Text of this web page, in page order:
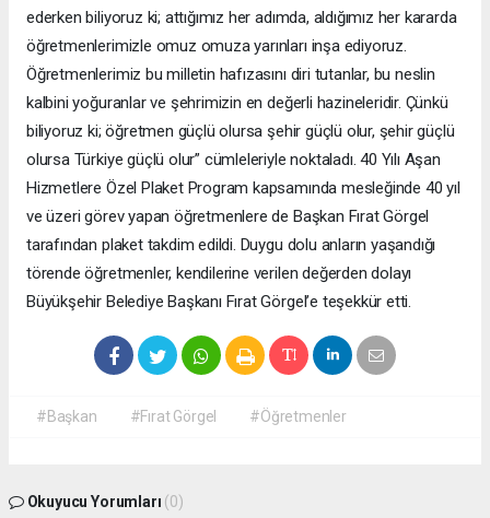
ederken biliyoruz ki; attığımız her adımda, aldığımız her kararda
öğretmenlerimizle omuz omuza yarınları inşa ediyoruz.
Öğretmenlerimiz bu milletin hafızasını diri tutanlar, bu neslin
kalbini yoğuranlar ve şehrimizin en değerli hazineleridir. Çünkü
biliyoruz ki; öğretmen güçlü olursa şehir güçlü olur, şehir güçlü
olursa Türkiye güçlü olur” cümleleriyle noktaladı. 40 Yılı Aşan
Hizmetlere Özel Plaket Program kapsamında mesleğinde 40 yıl
ve üzeri görev yapan öğretmenlere de Başkan Fırat Görgel
tarafından plaket takdim edildi. Duygu dolu anların yaşandığı
törende öğretmenler, kendilerine verilen değerden dolayı
Büyükşehir Belediye Başkanı Fırat Görgel’e teşekkür etti.
#Başkan #Fırat Görgel #Öğretmenler
Okuyucu Yorumları (0)